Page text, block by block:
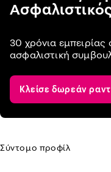
30 χρόνια εμπειρίας
ασφαλιστική
Κλείσε δωρεάν
Σύντομο προφίλ